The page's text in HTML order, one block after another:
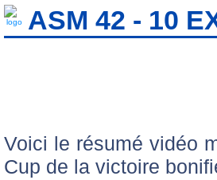
ASM 42 - 10
Voici le résumé vidéo
Cup de la victoire